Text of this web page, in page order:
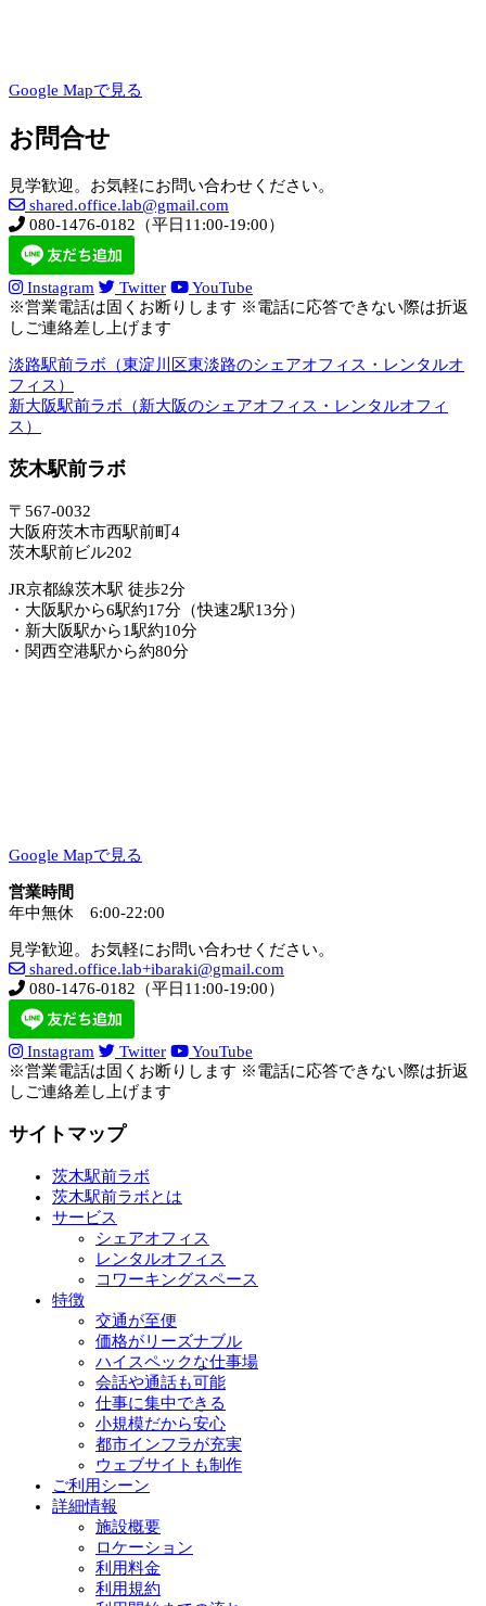
Google Mapで見る
お問合せ
見学歓迎。お気軽にお問い合わせください。
shared.office.lab@gmail.com
080-1476-0182（平日11:00-19:00）
Instagram Twitter
YouTube
※営業電話は固くお断りします ※電話に応答できない際は折返
しご連絡差し上げます
淡路駅前ラボ（東淀川区東淡路のシェアオフィス・レンタルオ
フィス）
新大阪駅前ラボ（新大阪のシェアオフィス・レンタルオフィ
ス）
茨木駅前ラボ
〒567-0032
大阪府茨木市西駅前町4
茨木駅前ビル202
JR京都線茨木駅 徒歩2分
・大阪駅から6駅約17分（快速2駅13分）
・新大阪駅から1駅約10分
・関西空港駅から約80分
Google Mapで見る
営業時間
年中無休 6:00-22:00
見学歓迎。お気軽にお問い合わせください。
shared.office.lab+ibaraki@gmail.com
080-1476-0182（平日11:00-19:00）
Instagram Twitter
YouTube
※営業電話は固くお断りします ※電話に応答できない際は折返
しご連絡差し上げます
サイトマップ
茨木駅前ラボ
茨木駅前ラボとは
サービス
シェアオフィス
レンタルオフィス
コワーキングスペース
特徴
交通が至便
価格がリーズナブル
ハイスペックな仕事場
会話や通話も可能
仕事に集中できる
小規模だから安心
都市インフラが充実
ウェブサイトも制作
ご利用シーン
詳細情報
施設概要
ロケーション
利用料金
利用規約